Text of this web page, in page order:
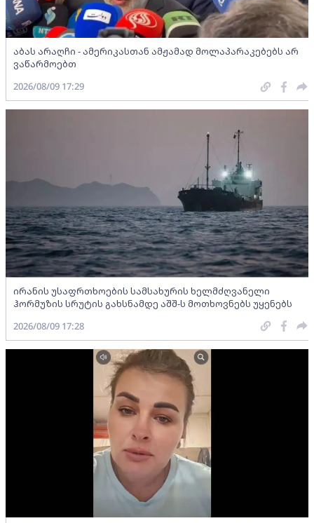
აბას არაღჩი - ამერიკასთან ამჟამად მოლაპარაკებებს არ
ვაწარმოებთ
2026/08/09 17:29
ირანის უსაფრთხოების სამსახურის ხელმძღვანელი
ჰორმუზის სრუტის გახსნამდე აშშ-ს მოთხოვნებს უყენებს
2026/08/09 17:28